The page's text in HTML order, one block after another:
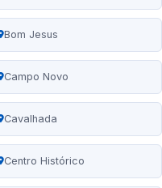
Bom Jesus
Campo Novo
Cavalhada
Centro Histórico